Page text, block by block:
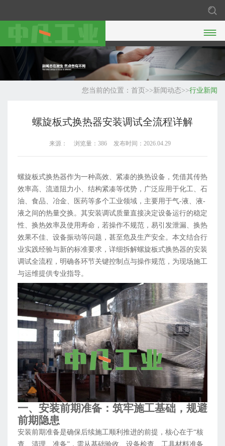

您当前的位置： 首页 >>新闻动态>>行业新闻
螺旋板式换热器安装调试全流程详解
来源： 浏览量：386 发布时间：2026.04.29
螺旋板式换热器作为一种高效、紧凑的换热设备，凭借其传热
效率高、流道阻力小、结构紧凑等优势，广泛应用于化工、石
油、食品、冶金、医药等多个工业领域，主要用于气-液、液-
液之间的热量交换。其安装调试质量直接决定设备运行的稳定
性、换热效率及使用寿命，若操作不规范，易引发泄漏、换热
效果不佳、设备振动等问题，甚至危及生产安全。本文结合行
业实践经验与新的标准要求，详细拆解螺旋板式换热器的安装
调试全流程，明确各环节关键控制点与操作规范，为现场施工
与运维提供专业指导。
一、安装前期准备：筑牢施工基础，规避
前期隐患
安装前期准备是确保后续施工顺利推进的前提，核心在于“核
查、清理、准备”，需从基础验收、设备检查、工具材料准备